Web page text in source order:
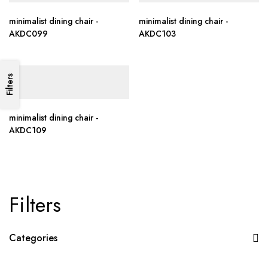
Filters
Categories
Filters
minimalist dining chair -
AKDC099
minimalist dining chair -
AKDC103
minimalist dining chair -
AKDC109